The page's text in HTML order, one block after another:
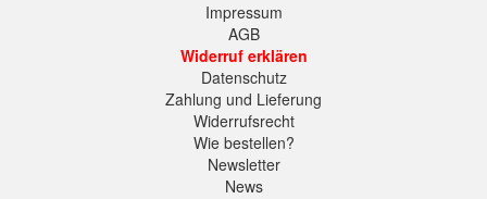
Impressum
AGB
Widerruf erklären
Datenschutz
Zahlung und Lieferung
Widerrufsrecht
Wie bestellen?
Newsletter
News